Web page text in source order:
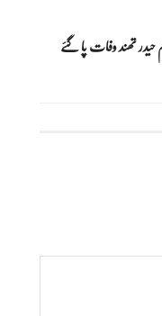
حیدر تھند وفات پا گئے